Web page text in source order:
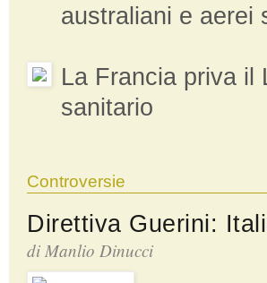
australiani e aerei
La Francia priva il
sanitario
Controversie
Direttiva Guerini:
di Manlio Dinucci